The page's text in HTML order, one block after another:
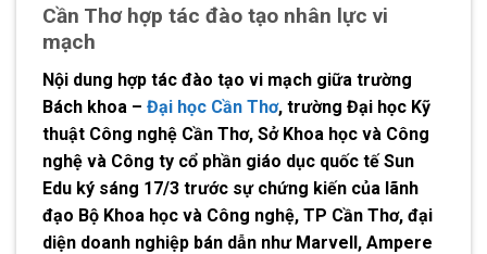
Cần Thơ hợp tác đào tạo nhân lực vi
mạch
Nội dung hợp tác đào tạo vi mạch giữa trường
Bách khoa – Đại học Cần Thơ, trường Đại học Kỹ
thuật Công nghệ Cần Thơ, Sở Khoa học và Công
nghệ và Công ty cổ phần giáo dục quốc tế Sun
Edu ký sáng 17/3 trước sự chứng kiến của lãnh
đạo Bộ Khoa học và Công nghệ, TP Cần Thơ, đại
diện doanh nghiệp bán dẫn như Marvell, Ampere